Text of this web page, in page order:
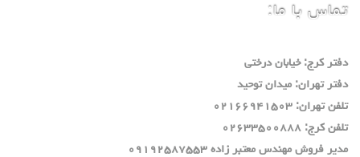
تماس با ما:
دفتر كرج: خيابان درختي
دفتر تهران: ميدان توحيد
تلفن تهران: ٠٢١٦٦٩٤١٥٠٣
تلفن كرج: ٠٢٦٣٣٥٠٠٨٨٨
مدير فروش مهندس معتبر زاده ٠٩١٩٢٥٨٧٥٥٣